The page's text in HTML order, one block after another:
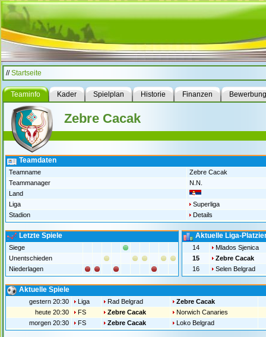
//Startseite
Teaminfo Kader Spielplan Historie Finanzen Bewerbung
Zebre Cacak
Teamdaten
Teamname
Zebre Cacak
Teammanager
N.N.
Land
Liga
Superliga
Stadion
Details
Letzte Spiele
Siege
Unentschieden
Niederlagen
Aktuelle Liga-
14
Mlados Sjenica
15
Zebre Cacak
16
Selen Belgrad
Aktuelle Spiele
gestern 20:30 Liga Rad Belgrad
Zebre Cacak
heute 20:30
FS Zebre Cacak
Norwich Canaries
morgen 20:30
FS Zebre Cacak Loko Belgrad